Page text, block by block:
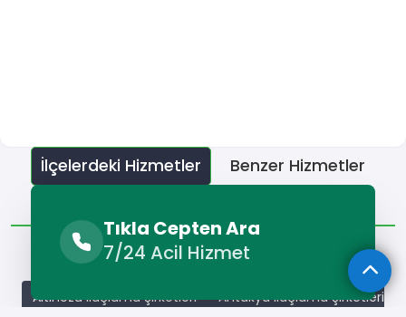
Tıkla Cepten Ara
7/24 Acil Hizmet
İlçelerdeki Hizmetler
Benzer Hizmetler
İlçelerdeki Hizmetler
Altınözü İlaçlama Şirketleri Antakya İlaçlama Şirketleri